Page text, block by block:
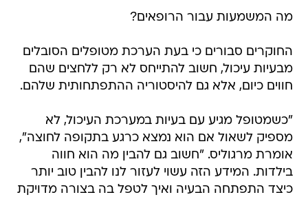
מה המשמעות עבור הרופאים?
החוקרים סבורים כי בעת הערכת מטופלים הסובלים
מבעיות עיכול, חשוב להתייחס לא רק ללחצים שהם
חווים כיום, אלא גם להיסטוריה ההתפתחותית שלהם.
"כשמטופל מגיע עם בעיות במערכת העיכול, לא
מספיק לשאול אם הוא נמצא כרגע בתקופה לחוצה",
אומרת מרגוליס. "חשוב גם להבין מה הוא חווה
בילדות. המידע הזה עשוי לעזור לנו להבין טוב יותר
כיצד התפתחה הבעיה ואיך לטפל בה בצורה מדויקת